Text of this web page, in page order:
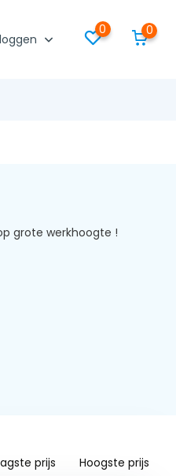
0 0
grote werkhoogte !
prijs Hoogste prijs